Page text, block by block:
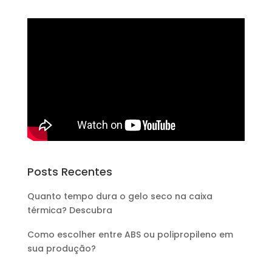
Posts Recentes
Quanto tempo dura o gelo seco na caixa
térmica? Descubra
Como escolher entre ABS ou polipropileno em
sua produção?